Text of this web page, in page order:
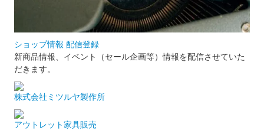
ショップ情報 配信登録
新商品情報、イベント（セール企画等）情報を配信させていた
だきます。
株式会社ミツルヤ製作所
アウトレット家具販売